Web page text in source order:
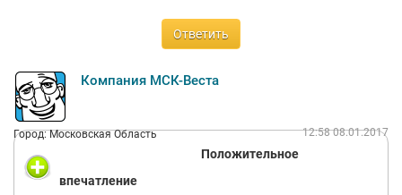
Ответить
Компания МСК-Веста
Город: Московская Область 12:58 08.01.2017
Положительное
впечатление